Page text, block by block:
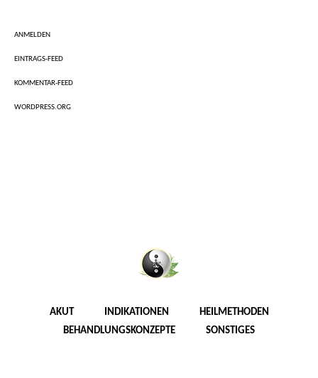
ANMELDEN
EINTRAGS-FEED
KOMMENTAR-FEED
WORDPRESS.ORG
AKUT INDIKATIONEN
HEILMETHODEN
BEHANDLUNGSKONZEPTE
SONSTIGES